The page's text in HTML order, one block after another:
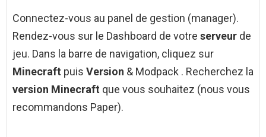
Connectez-vous au panel de gestion (manager).
Rendez-vous sur le Dashboard de votre serveur de
jeu. Dans la barre de navigation, cliquez sur
Minecraft puis Version & Modpack . Recherchez la
version Minecraft que vous souhaitez (nous vous
recommandons Paper).